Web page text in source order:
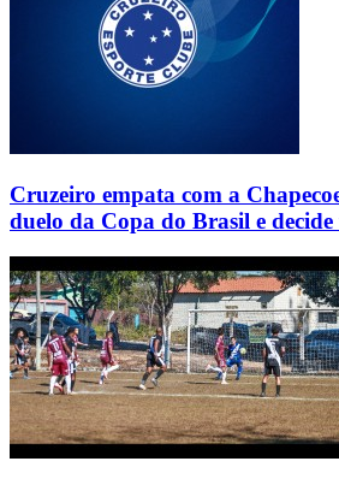
Cruzeiro empata com a
duelo da Copa do Brasil e